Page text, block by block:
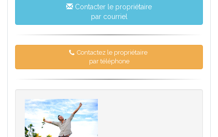
Contacter le propriétaire
par courriel
Contactez le propriétaire
par téléphone